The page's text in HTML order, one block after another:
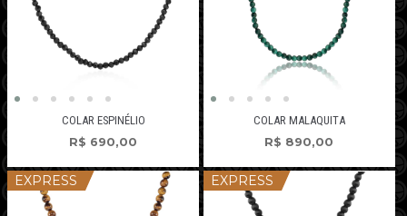
COLAR ESPINÉLIO
R$ 690,00
COLAR MALAQUITA
R$ 890,00
EXPRESS EXPRESS